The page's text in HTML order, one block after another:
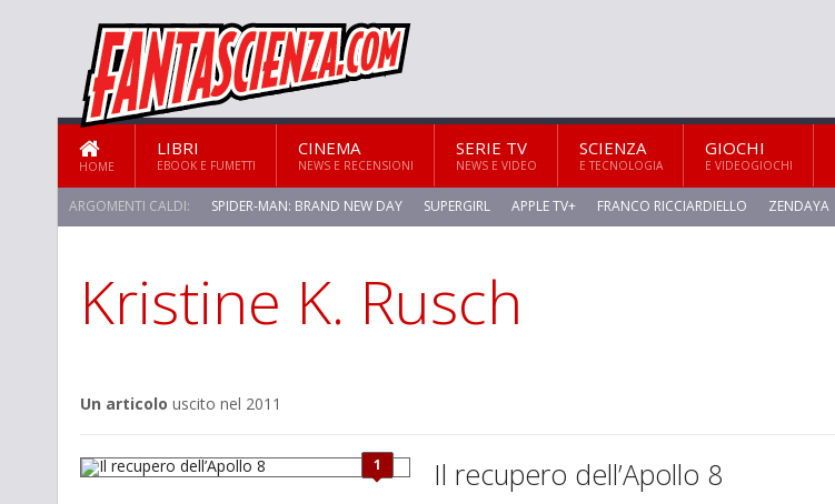
HOME
LIBRI
EBOOK E FUMETTI
CINEMA
NEWS E RECENSIONI
SERIE TV
NEWS E VIDEO
SCIENZA
E TECNOLOGIA
GIOCHI
E VIDEOGIOCHI
ARGOMENTI CALDI: SPIDER-MAN: BRAND NEW DAY SUPERGIRL APPLE TV+ FRANCO RICCIARDIELLO ZENDAYA
STAR TREK: STRANGE NEW WORLDS
Kristine K. Rusch
Un articolo uscito nel 2011
1 Il recupero dell’Apollo 8